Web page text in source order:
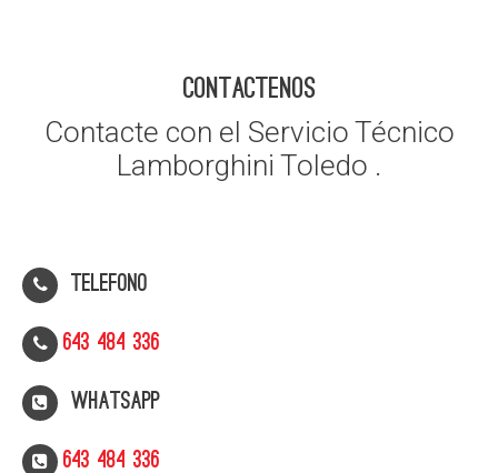
CONTACTENOS
Contacte con el Servicio Técnico
Lamborghini Toledo .
Telefono
643 484 336
WhatsApp
643 484 336